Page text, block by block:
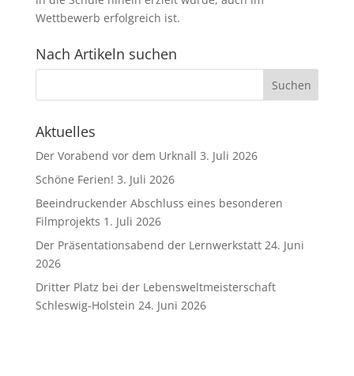
Wettbewerb erfolgreich ist.
Nach Artikeln suchen
Aktuelles
Der Vorabend vor dem Urknall 3. Juli 2026
Schöne Ferien! 3. Juli 2026
Beeindruckender Abschluss eines besonderen
Filmprojekts 1. Juli 2026
Der Präsentationsabend der Lernwerkstatt 24. Juni
2026
Dritter Platz bei der Lebensweltmeisterschaft
Schleswig-Holstein 24. Juni 2026